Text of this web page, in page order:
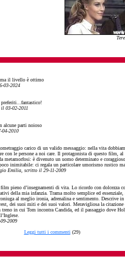
il livello è ottimo
03-2024
03-02-2011
alcune parti noioso
04-2010
carico di un valido messaggio: nella vita
con le persone a noi care. Il protagonista di questo film,
metamorfosi: è divenuto un uomo determinato e
inimitabile: ci regala un particolare umorismo rustico ma
Emilia, scritto il 29-11-2009
pieno d’insegnamenti di vita. Lo ricordo con dolcezza
della mia infanzia. Trama molto semplice ed essenziale,
al meglio ironia, adrenalina e sentimento. Descrive
dei suoi miti e dei suoi valori. Meravigliosa la
in cui Tom incontra Candida, ed il passaggio dove
2009
Leggi tutti i commenti (29)